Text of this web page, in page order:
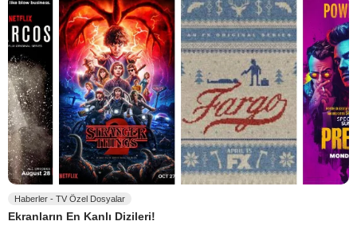
Haberler - TV Özel Dosyalar
Ekranların En Kanlı Dizileri!